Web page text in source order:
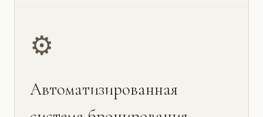
⚙️
Автоматизированная